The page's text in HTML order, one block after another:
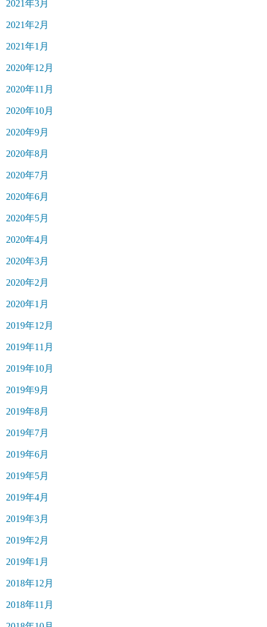
2021年3月
2021年2月
2021年1月
2020年12月
2020年11月
2020年10月
2020年9月
2020年8月
2020年7月
2020年6月
2020年5月
2020年4月
2020年3月
2020年2月
2020年1月
2019年12月
2019年11月
2019年10月
2019年9月
2019年8月
2019年7月
2019年6月
2019年5月
2019年4月
2019年3月
2019年2月
2019年1月
2018年12月
2018年11月